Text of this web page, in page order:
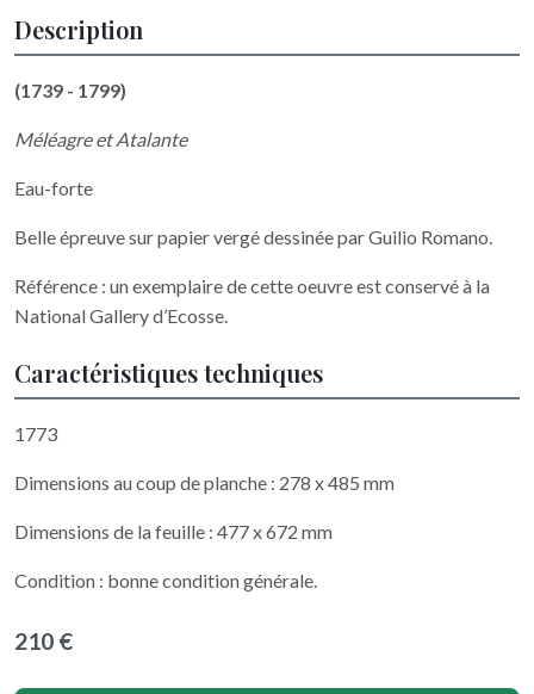
Description
(1739 - 1799)
Méléagre et Atalante
Eau-forte
Belle épreuve sur papier vergé dessinée par Guilio Romano.
Référence : un exemplaire de cette oeuvre est conservé à la
National Gallery d’Ecosse.
Caractéristiques techniques
1773
Dimensions au coup de planche : 278 x 485 mm
Dimensions de la feuille : 477 x 672 mm
Condition : bonne condition générale.
210 €